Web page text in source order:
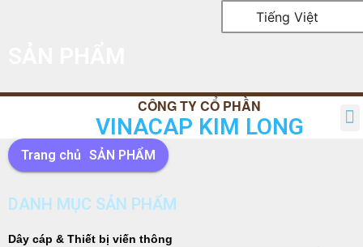
Tiếng Việt
VINACAP KIM LONG
Trang chủ SẢN PHẨM
DANH MỤC SẢN PHẨM
Dây cáp & Thiết bị viến thông